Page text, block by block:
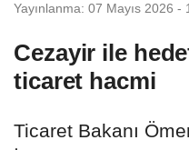
Yayınlanma: 07 Mayıs 2026 -
Cezayir ile
ticaret hacmi
Ticaret Bakanı